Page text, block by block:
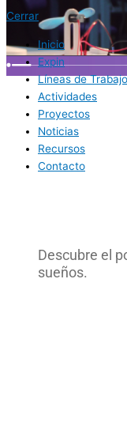
Cerrar
Inicio
Expin
Líneas de Trabajo
Actividades
Proyectos
Noticias
Recursos
Contacto
Descubre el
sueños.